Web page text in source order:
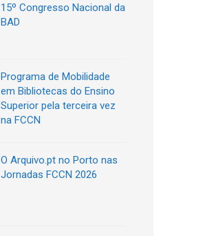
15º Congresso Nacional da
BAD
Programa de Mobilidade
em Bibliotecas do Ensino
Superior pela terceira vez
na FCCN
O Arquivo.pt no Porto nas
Jornadas FCCN 2026